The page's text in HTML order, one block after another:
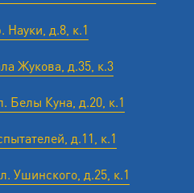
Науки, д.8, к.1
Жукова, д.35, к.3
Белы Куна, д.20, к.1
д.11, к.1
Ушинского, д.25, к.1